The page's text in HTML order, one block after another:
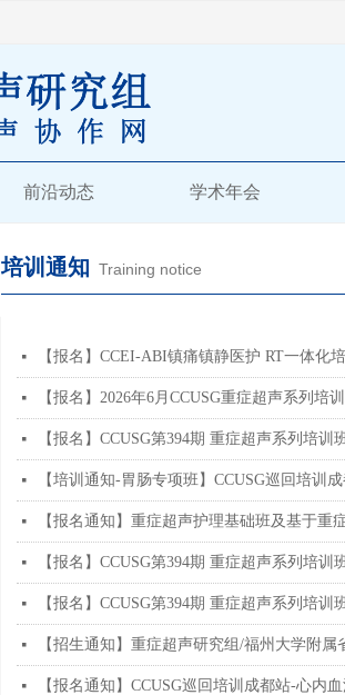
前沿动态 学术年会
培训通知 Training notice
넷 【报名】CCEI-ABI镇痛镇静医护 RT一体化
넷 【报名】2026年6月CCUSG重症超声系列培
넷 【报名】CCUSG第394期 重症超声系列培训
넷 【培训通知-胃肠专项班】CCUSG巡回培训
넷 【报名通知】重症超声护理基础班及基于重
넷 【报名】CCUSG第394期 重症超声系列培训
넷 【报名】CCUSG第394期 重症超声系列培训
넷 【招生通知】重症超声研究组/福州大学附
넷 【报名通知】CCUSG巡回培训成都站-心内